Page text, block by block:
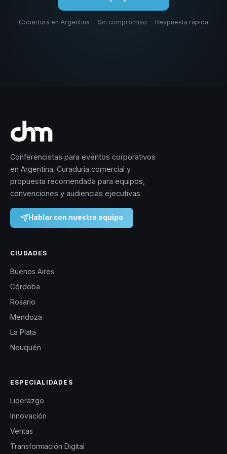
Cobertura en Argentina · Sin compromiso · Respuesta rápida
Conferencistas para eventos corporativos
en Argentina. Curaduría comercial y
propuesta recomendada para equipos,
convenciones y audiencias ejecutivas.
Hablar con nuestro equipo
CIUDADES
Buenos Aires
Córdoba
Rosario
Mendoza
La Plata
Neuquén
ESPECIALIDADES
Liderazgo
Innovación
Ventas
Transformación Digital